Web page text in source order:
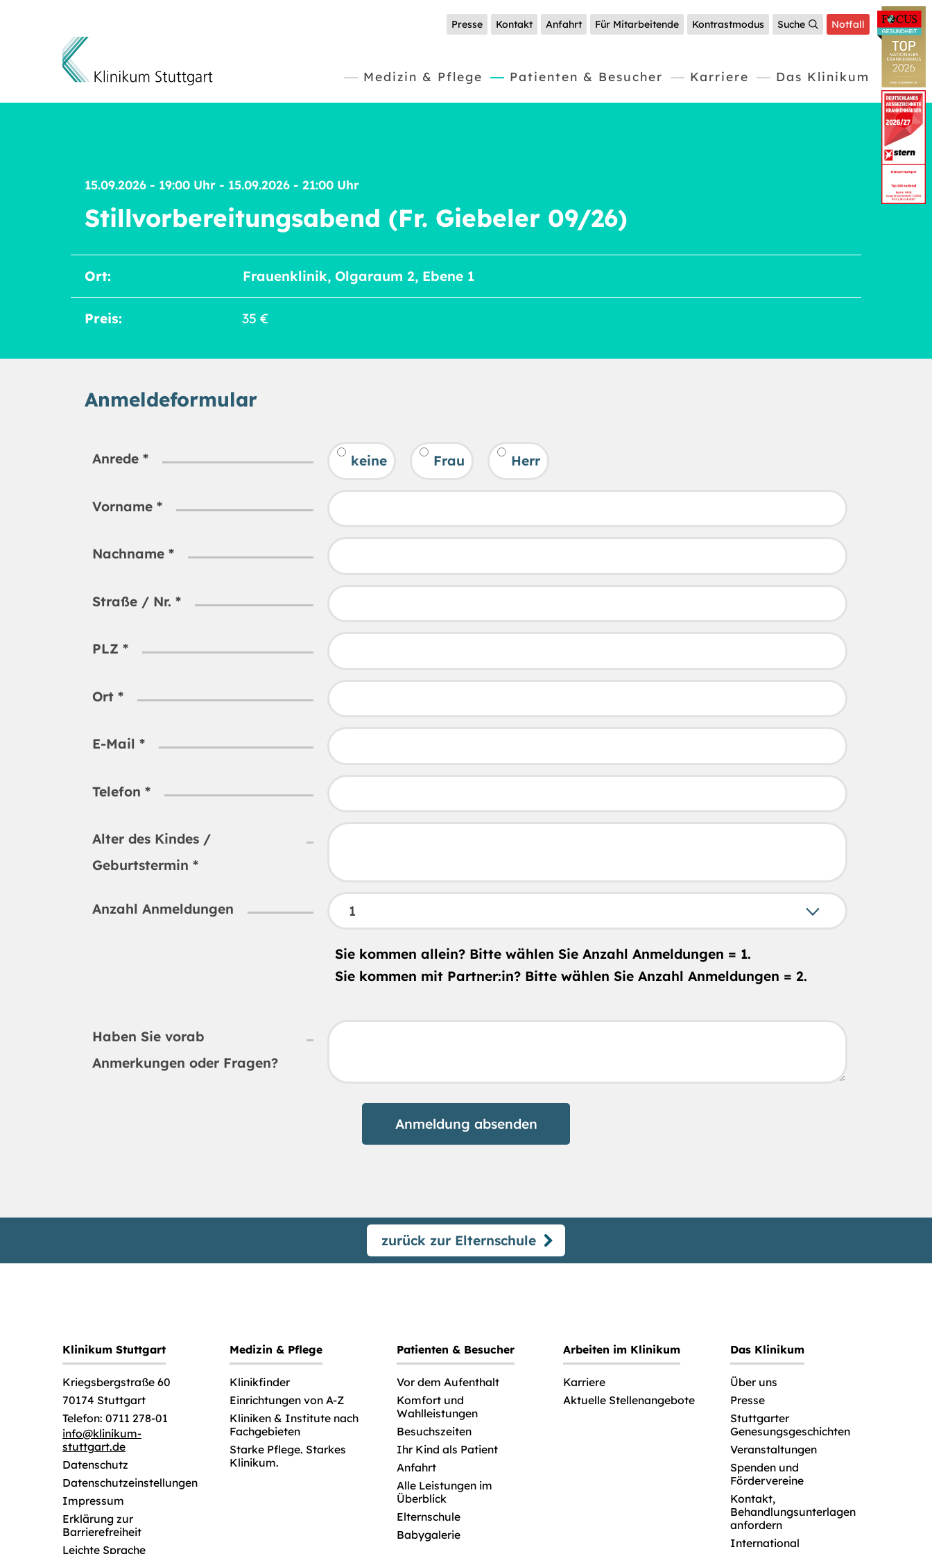
Presse Kontakt Anfahrt Für Mitarbeitende Kontrastmodus Suche Notfall
Medizin & Pflege Patienten & Besucher
(current) Karriere Das Klinikum
15.09.2026 - 19:00 Uhr - 15.09.2026 - 21:00 Uhr
Stillvorbereitungsabend (Fr. Giebeler 09/26)
Ort: Frauenklinik, Olgaraum 2, Ebene 1
Preis: 35 €
Anmeldeformular
Anrede * keine Frau Herr
Vorname *
Nachname *
Straße / Nr. *
PLZ *
Ort *
E-Mail *
Telefon *
Alter des Kindes /
Geburtstermin *
Anzahl Anmeldungen
Sie kommen allein? Bitte wählen Sie Anzahl Anmeldungen = 1.
Sie kommen mit Partner:in? Bitte wählen Sie Anzahl Anmeldungen = 2.
Haben Sie vorab
Anmerkungen oder Fragen?
zurück zur Elternschule
Klinikum Stuttgart
Kriegsbergstraße 60
70174 Stuttgart
Telefon: 0711 278-01
info@klinikum-
stuttgart.de
Datenschutz
Datenschutzeinstellungen
Impressum
Erklärung zur
Barrierefreiheit
Leichte Sprache
Medizin & Pflege
Klinikfinder
Einrichtungen von A-Z
Kliniken & Institute nach
Fachgebieten
Starke Pflege. Starkes
Klinikum.
Patienten & Besucher
Vor dem Aufenthalt
Komfort und
Wahlleistungen
Besuchszeiten
Ihr Kind als Patient
Anfahrt
Alle Leistungen im
Überblick
Elternschule
Babygalerie
Arbeiten im Klinikum
Karriere
Aktuelle Stellenangebote
Das Klinikum
Über uns
Presse
Stuttgarter
Genesungsgeschichten
Veranstaltungen
Spenden und
Fördervereine
Kontakt,
Behandlungsunterlagen
anfordern
International